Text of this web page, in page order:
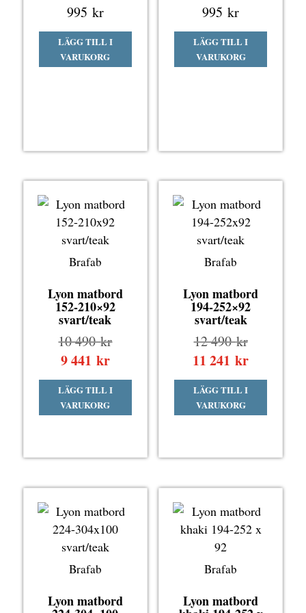
995 kr
LÄGG TILL I
VARUKORG
995 kr
LÄGG TILL I
VARUKORG
Brafab
Lyon matbord
152-210×92
svart/teak
10 490krDet
priset
var:
10
9 441 krDet
nuvarande
priset
är:
LÄGG TILL I
VARUKORG
Brafab
Lyon matbord
194-252×92
svart/teak
12 490krDet
priset
var:
12
11 241 krDet
nuvarande
är:
LÄGG TILL I
VARUKORG
Brafab
Lyon matbord
Brafab
Lyon matbord